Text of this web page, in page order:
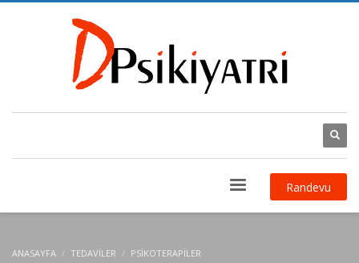
Randevu
ANASAYFA TEDAVILER
PSIKOTERAPILER